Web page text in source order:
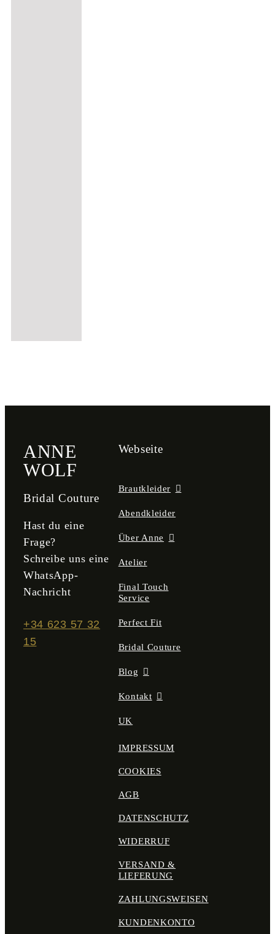
ANNE
WOLF
Bridal Couture
Hast du eine
Frage?
Schreibe uns eine
WhatsApp-
Nachricht
+34 623 57 32
15
Webseite
Brautkleider
Abendkleider
Über Anne
Atelier
Final Touch
Service
Perfect Fit
Bridal Couture
Blog
Kontakt
UK
IMPRESSUM
COOKIES
AGB
DATENSCHUTZ
WIDERRUF
VERSAND &
LIEFERUNG
ZAHLUNGSWEISEN
KUNDENKONTO